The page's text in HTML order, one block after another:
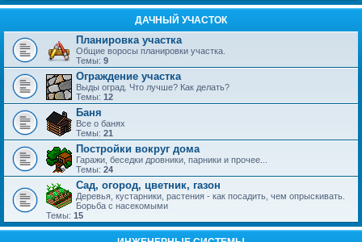
ДАЧНЫЙ УЧАСТОК
Планировка участка
Общие воросы планировки участка.
Темы: 9
Ограждение участка
Выды оград. Что лучше? Как делать?
Темы: 12
Баня
Все о банях
Темы: 21
Постройки вокруг дома
Гаражи, беседки дровники, парники и прочее...
Темы: 24
Сад, огород, цветник, газон
Деревья, кустарники, растения - как посадить, чем опрыскивать.
Борьба с насекомыми
Темы: 15